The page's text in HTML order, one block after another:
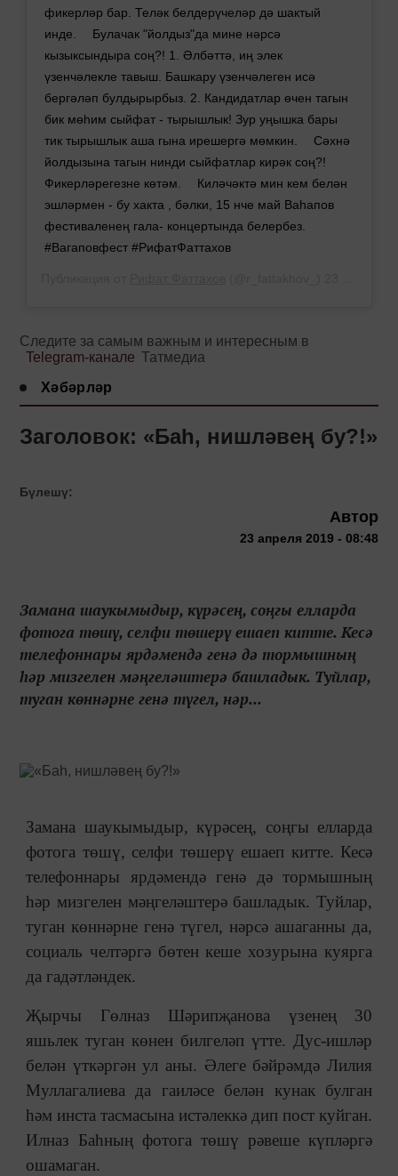
фикерләр бар. Теләк белдерүчеләр дә шактый
инде. ⠀ Булачак "йолдыз"да мине нәрсә
кызыксындыра соң?! 1. Әлбәттә, иң элек
үзенчәлекле тавыш. Башкару үзенчәлеген исә
бергәләп булдырырбыз. 2. Кандидатлар өчен тагын
бик мөһим сыйфат - тырышлык! Зур уңышка бары
тик тырышлык аша гына ирешергә мөмкин. ⠀ Сәхнә
йолдызына тагын нинди сыйфатлар кирәк соң?! ⠀
Фикерләрегезне көтәм. ⠀ Киләчәктә мин кем белән
эшләрмен - бу хакта , бәлки, 15 нче май Ваһапов
фестиваленең гала- концертында белербез. ⠀
#Вагаповфест #РифатФаттахов
Следите за самым важным и интересным в
Telegram-канале Татмедиа
Хәбәрләр
Заголовок: «Баһ, нишләвең бу?!»
Бүлешү:
Автор
23 апреля 2019 - 08:48
Замана шаукымыдыр, күрәсең, соңгы елларда
фотога төшү, селфи төшерү ешаеп китте. Кесә
телефоннары ярдәмендә генә дә тормышның
һәр мизгелен мәңгеләштерә башладык. Туйлар,
туган көннәрне генә түгел, нәр...
Замана шаукымыдыр, күрәсең, соңгы елларда
фотога төшү, селфи төшерү ешаеп китте. Кесә
телефоннары ярдәмендә генә дә тормышның
һәр мизгелен мәңгеләштерә башладык. Туйлар,
туган көннәрне генә түгел, нәрсә ашаганны да,
социаль челтәргә бөтен кеше хозурына куярга
да гадәтләндек.
Җырчы Гөлназ Шәрипҗанова үзенең 30
яшьлек туган көнен билгеләп үтте. Дус-ишләр
белән үткәргән ул аны. Әлеге бәйрәмдә Лилия
Муллагалиева да гаиләсе белән кунак булган
һәм инста тасмасына истәлеккә дип пост куйган.
Илназ Баһның фотога төшү рәвеше күпләргә
ошамаган.